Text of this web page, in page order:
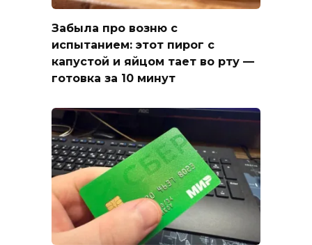
Забыла про возню с
испытанием: этот пирог с
капустой и яйцом тает во рту —
готовка за 10 минут